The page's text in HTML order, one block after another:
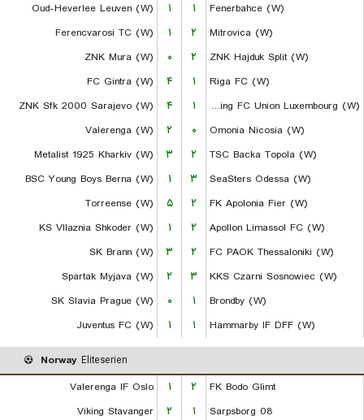
Oud-Heverlee Leuven (W)
۱ ۱
Fenerbahce (W)
Ferencvarosi TC (W)
۱ ۲
Mitrovica (W)
ZNK Mura (W)
۰ ۲
ZNK Hajduk Split (W)
FC Gintra (W)
۴ ۱
Riga FC (W)
ZNK Sfk 2000 Sarajevo (W)
۴ ۱
Racing FC Union Luxembourg (W)
Valerenga (W)
۲ ۰
Omonia Nicosia (W)
Metalist 1925 Kharkiv (W)
۳ ۲
TSC Backa Topola (W)
BSC Young Boys Berna (W)
۱ ۳
SeaSters Odessa (W)
Torreense (W)
۵ ۲
FK Apolonia Fier (W)
KS Vllaznia Shkoder (W)
۱ ۲
Apollon Limassol FC (W)
SK Brann (W)
۳ ۲
FC PAOK Thessaloniki (W)
Spartak Myjava (W)
۲ ۳
KKS Czarni Sosnowiec (W)
SK Slavia Prague (W)
۰ ۱
Brondby (W)
Juventus FC (W)
۱ ۱ Hammarby IF DFF (W)
Norway Eliteserien
Valerenga IF Oslo
۱ ۲
FK Bodo Glimt
Viking Stavanger
۲ ۱
Sarpsborg 08